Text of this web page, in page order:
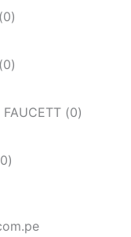
(0)
(0)
FAUCETT (0)
0)